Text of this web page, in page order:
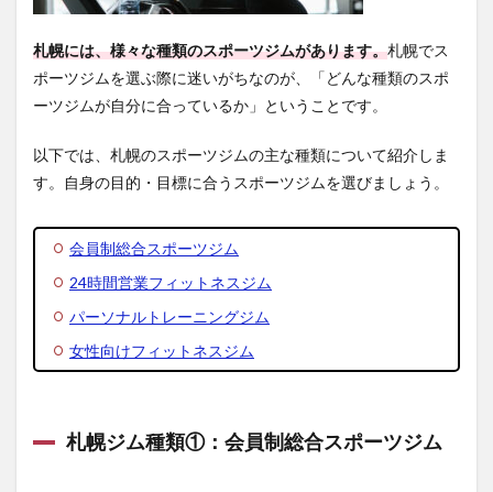
制総
ポー
ツジ
ム
札幌
ジム
種類
24時
間営
ィッ
スジ
ム
種類
札幌には、様々な種類のスポーツジムがあります。札幌でス
ポーツジムを選ぶ際に迷いがちなのが、「どんな種類のスポ
ーツジムが自分に合っているか」ということです。
以下では、札幌のスポーツジムの主な種類について紹介しま
す。自身の目的・目標に合うスポーツジムを選びましょう。
会員制総合スポーツジム
24時間営業フィットネスジム
パーソナルトレーニングジム
女性向けフィットネスジム
札幌ジム種類①：会員制総合スポーツジム